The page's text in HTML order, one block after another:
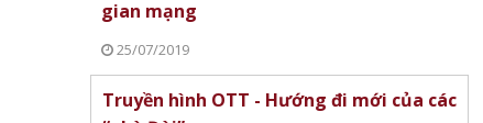
gian mạng
25/07/2019
Truyền hình OTT - Hướng đi mới của các